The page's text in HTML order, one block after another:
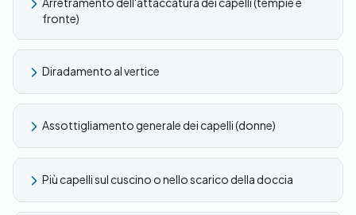
fronte)
Diradamento al vertice
Assottigliamento generale dei capelli (donne)
Più capelli sul cuscino o nello scarico della doccia